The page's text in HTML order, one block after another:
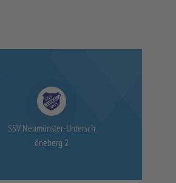
SSV Neumünster-Untersch
öneberg 2